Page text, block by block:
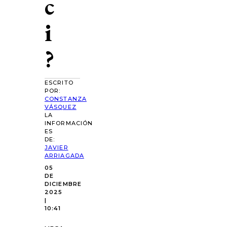
i
?
ESCRITO
POR:
CONSTANZA
VÁSQUEZ
LA
INFORMACIÓN
ES
DE:
JAVIER
ARRIAGADA
05
DE
DICIEMBRE
2025
|
10:41